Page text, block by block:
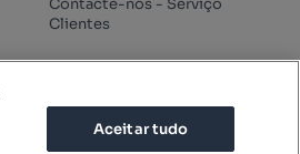
Contacte-nos - Serviço
Clientes
Aceitar tudo